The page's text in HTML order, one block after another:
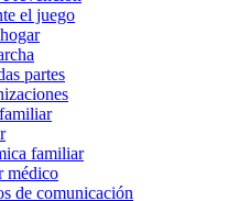
el juego
partes
familiar
médico
de comunicación